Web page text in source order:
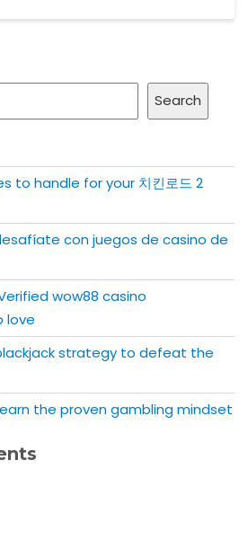
Search
to handle for your 치킨로드 2
con juegos de casino de
wow88 casino
love
strategy to defeat the
the proven gambling mindset